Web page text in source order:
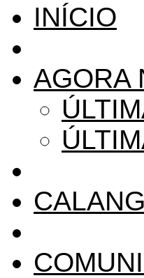
INÍCIO
AGORA